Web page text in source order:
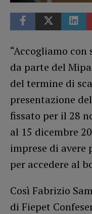
“Accogliamo
da parte del
del termine di
presentazione
fissato per il 28
al 15 dicembre
imprese di avere
per accedere al
Così Fabrizio
di Fiepet